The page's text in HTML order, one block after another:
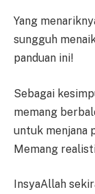
Yang
sungguh
panduan ini!
Sebagai
memang
untuk menjana
Memang
InsyaAllah